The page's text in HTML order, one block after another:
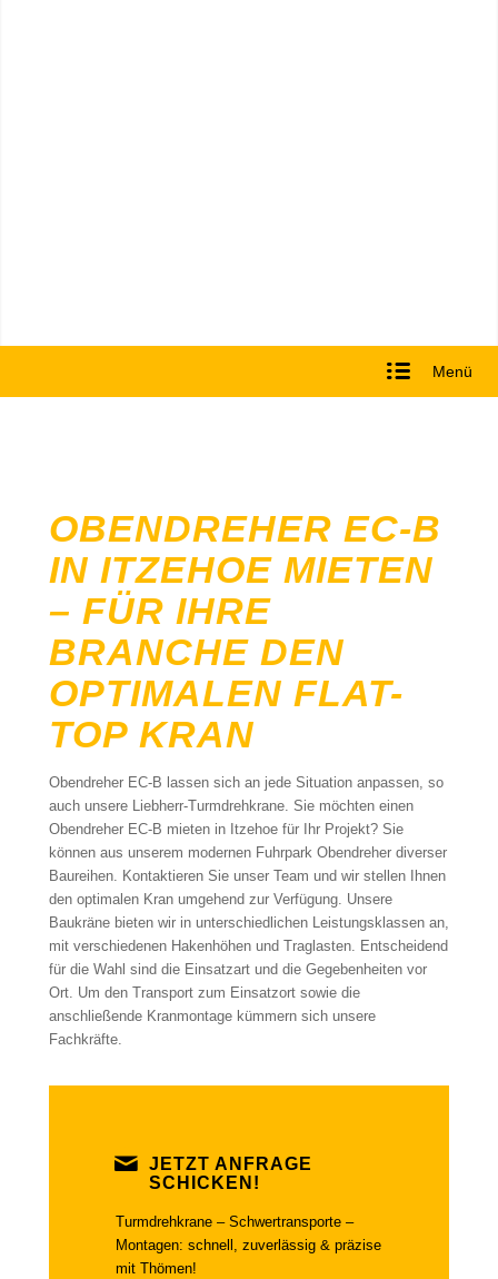
Menü
OBENDREHER EC-B
IN ITZEHOE MIETEN
– FÜR IHRE
BRANCHE DEN
OPTIMALEN FLAT-
TOP KRAN
Obendreher EC-B lassen sich an jede Situation anpassen, so
auch unsere Liebherr-Turmdrehkrane. Sie möchten einen
Obendreher EC-B mieten in Itzehoe für Ihr Projekt? Sie
können aus unserem modernen Fuhrpark Obendreher diverser
Baureihen. Kontaktieren Sie unser Team und wir stellen Ihnen
den optimalen Kran umgehend zur Verfügung. Unsere
Baukräne bieten wir in unterschiedlichen Leistungsklassen an,
mit verschiedenen Hakenhöhen und Traglasten. Entscheidend
für die Wahl sind die Einsatzart und die Gegebenheiten vor
Ort. Um den Transport zum Einsatzort sowie die
anschließende Kranmontage kümmern sich unsere
Fachkräfte.
JETZT ANFRAGE
SCHICKEN!
Turmdrehkrane – Schwertransporte –
Montagen: schnell, zuverlässig & präzise
mit Thömen!